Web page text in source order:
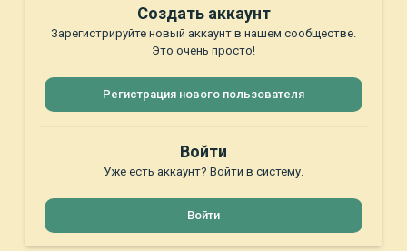
Создать аккаунт
Зарегистрируйте новый аккаунт в нашем сообществе.
Это очень просто!
Регистрация нового пользователя
Войти
Уже есть аккаунт? Войти в систему.
Войти